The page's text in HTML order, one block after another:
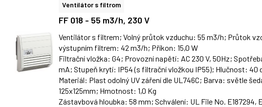
Ventilátor s filtrom
FF 018 - 55 m3/h, 230 V
Ventilátor s filtrem; Volný průtok vzduchu: 55 m3/h; Průtok
výstupním filtrem: 42 m3/h; Příkon: 15,0 W
Filtrační vložka: G4; Provozní napětí: AC 230 V, 50Hz;
mA; Stupeň krytí: IP54 (s filtrační vložkou IP55); Hlučnost: 40
Materiál: Plast odolný UV záření dle UL746C; Barva: světle
125x125mm; Hmotnost: 1,0 Kg
Zástavbová hloubka: 58 mm; Schválení: UL File No. E187294,